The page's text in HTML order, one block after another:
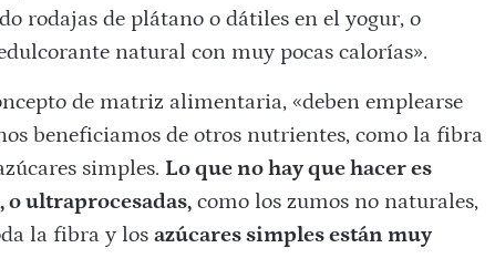
rodajas de plátano o dátiles en el yogur, o
natural con muy pocas calorías».
de matriz alimentaria, «deben emplearse
beneficiamos de otros nutrientes, como la fibra
simples. Lo que no hay que hacer es
ultraprocesadas,como los zumos no naturales,
la fibra y los azúcares simples están muy